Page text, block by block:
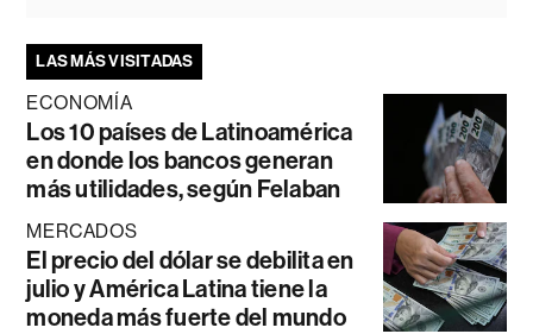
LAS MÁS VISITADAS
ECONOMÍA
Los 10 países de Latinoamérica
en donde los bancos generan
más utilidades, según Felaban
MERCADOS
El precio del dólar se debilita en
julio y América Latina tiene la
moneda más fuerte del mundo